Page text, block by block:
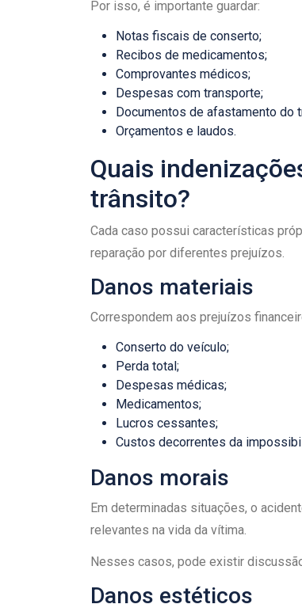
Por isso, é importante guardar:
Notas fiscais de conserto;
Recibos de medicamentos;
Comprovantes médicos;
Despesas com transporte;
Documentos de afastamento do
Orçamentos e laudos.
Quais
trânsito?
Cada caso possui características
reparação por diferentes prejuízos.
Danos materiais
Correspondem aos prejuízos
Conserto do veículo;
Perda total;
Despesas médicas;
Medicamentos;
Lucros cessantes;
Custos decorrentes da
Danos morais
Em determinadas situações, o
relevantes na vida da vítima.
Nesses casos, pode existir
Danos estéticos